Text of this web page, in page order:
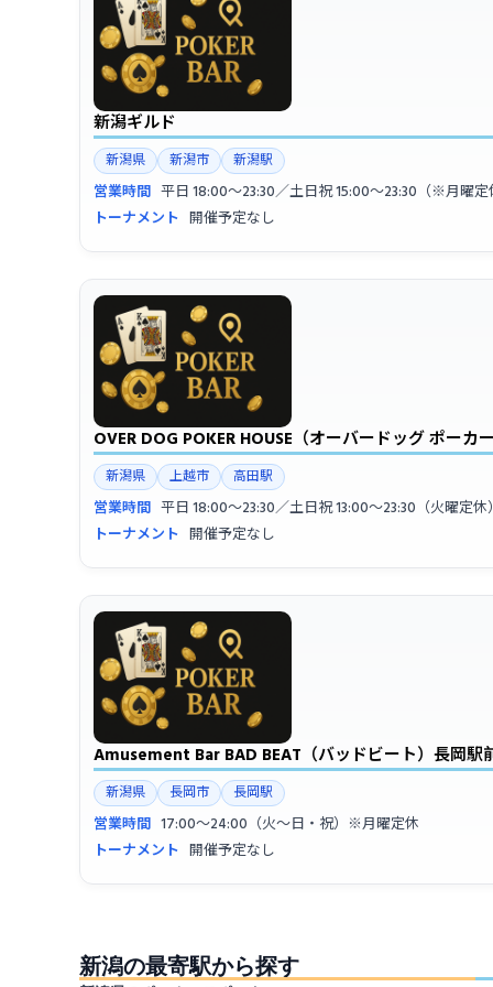
新潟ギルド
新潟県 新潟市 新潟駅
営業時間 平日 18:00〜23:30／土日祝 15:00〜23:30（※月曜定
トーナメント 開催予定なし
OVER DOG POKER HOUSE（オーバードッグ ポーカ
新潟県 上越市 高田駅
営業時間 平日 18:00〜23:30／土日祝 13:00〜23:30（火曜定休）
トーナメント 開催予定なし
Amusement Bar BAD BEAT（バッドビート）長岡駅
新潟県 長岡市 長岡駅
営業時間 17:00〜24:00（火〜日・祝）※月曜定休
トーナメント 開催予定なし
新潟の最寄駅から探す